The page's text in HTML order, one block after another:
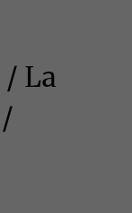
/ La